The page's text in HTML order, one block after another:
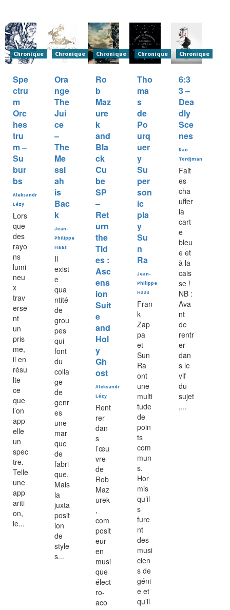
Chronique
Spe
ctru
m
Orc
hes
tru
m –
Su
bur
bs
Aleksandr
Lézy
Lors
que
des
rayo
ns
lumi
neu
x
trav
erse
nt
un
pris
me,
il en
résu
lte
ce
que
l’on
app
elle
un
spec
tre.
Telle
une
app
ariti
on,
le...
Chronique
Ora
nge
The
Jui
ce
–
The
Me
ssi
ah
is
Bac
k
Jean-
Philippe
Haas
Il
exist
e
qua
ntité
de
grou
pes
qui
font
du
colla
ge
de
genr
es
une
mar
que
de
fabri
que.
Mais
la
juxta
posit
ion
de
style
s...
Chronique
Ro
b
Maz
ure
k
and
Bla
ck
Cu
be
SP
–
Ret
urn
the
Tid
es :
Asc
ens
ion
Suit
e
and
Hol
y
Gh
ost
Aleksandr
Lézy
Rent
rer
dan
s
l’œu
vre
de
Rob
Maz
urek
,
com
posit
eur
en
musi
que
élect
ro-
aco
Chronique
Tho
ma
s
de
Po
urq
uer
y
Su
per
son
ic
pla
y
Su
n
Ra
Jean-
Philippe
Haas
Fran
k
Zap
pa
et
Sun
Ra
ont
une
multi
tude
de
poin
ts
com
mun
s.
Hor
mis
qu’il
s
fure
nt
des
musi
cien
s de
géni
e et
qu’il
Chronique
6:3
3 –
Dea
dly
Sce
nes
Dan
Tordjman
Fait
es
cha
uffer
la
cart
e
bleu
e et
à la
cais
se !
NB :
Ava
nt
de
rentr
er
dan
s le
vif
du
sujet
,...